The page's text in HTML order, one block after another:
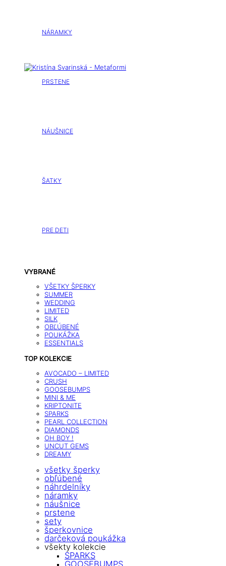
NÁRAMKY
PRSTENE
NÁUŠNICE
ŠATKY
PRE DETI
VYBRANÉ
VŠETKY ŠPERKY
SUMMER
WEDDING
LIMITED
SILK
OBĽÚBENÉ
POUKÁŽKA
ESSENTIALS
TOP KOLEKCIE
AVOCADO – LIMITED
CRUSH
GOOSEBUMPS
MINI & ME
KRIPTONITE
SPARKS
PEARL COLLECTION
DIAMONDS
OH BOY !
UNCUT GEMS
DREAMY
všetky šperky
obľúbené
náhrdelníky
náramky
náušnice
prstene
sety
šperkovnice
darčeková poukážka
všekty kolekcie
SPARKS
GOOSEBUMPS